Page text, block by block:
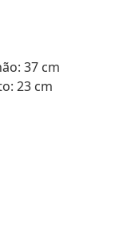
37 cm
23 cm